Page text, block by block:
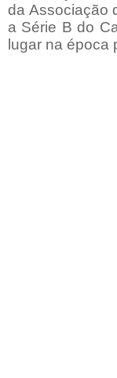
da Associação
a Série B do
lugar na época